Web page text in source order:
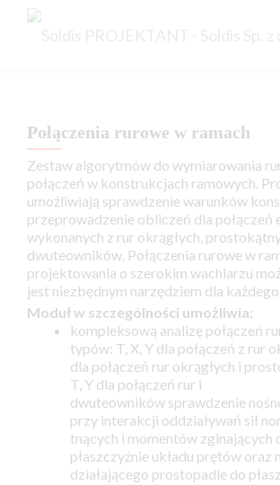
Połączenia rurowe w ramach
Zestaw algorytmów do wymiarowania
połączeń w konstrukcjach ramowych.
umożliwiają sprawdzenie warunków
przeprowadzenie obliczeń dla połączeń
wykonanych z rur okrągłych,
dwuteowników. Połączenia rurowe w
projektowania o szerokim wachlarzu
jest niezbędnym narzędziem dla
Moduł w szczególności umożliwia:
kompleksową analizę połączeń
typów: T, X, Y dla połączeń z rur
dla połączeń rur okrągłych i
T, Y dla połączeń rur i
dwuteowników sprawdzenie
przy interakcji oddziaływań sił
tnących i momentów zginających
płaszczyźnie układu prętów oraz
działającego prostopadle do